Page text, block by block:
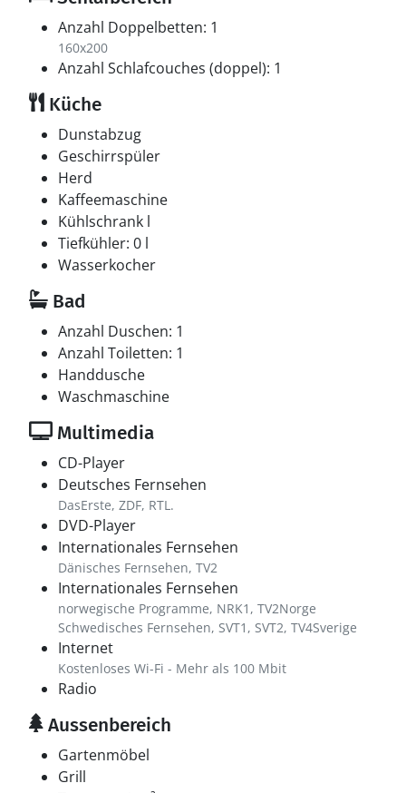
Anzahl Doppelbetten: 1
160x200
Anzahl Schlafcouches (doppel): 1
Küche
Dunstabzug
Geschirrspüler
Herd
Kaffeemaschine
Kühlschrank l
Tiefkühler: 0 l
Wasserkocher
Bad
Anzahl Duschen: 1
Anzahl Toiletten: 1
Handdusche
Waschmaschine
Multimedia
CD-Player
Deutsches Fernsehen
DasErste, ZDF, RTL.
DVD-Player
Internationales Fernsehen
Dänisches Fernsehen, TV2
Internationales Fernsehen
norwegische Programme, NRK1, TV2Norge
Schwedisches Fernsehen, SVT1, SVT2, TV4Sverige
Internet
Kostenloses Wi-Fi - Mehr als 100 Mbit
Radio
Aussenbereich
Gartenmöbel
Grill